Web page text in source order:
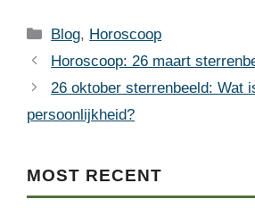
Categories
Blog, Horoscoop
Horoscoop: 26 maart
26 oktober sterrenbeeld: Wat
persoonlijkheid?
MOST RECENT